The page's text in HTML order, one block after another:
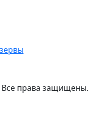
права защищены.